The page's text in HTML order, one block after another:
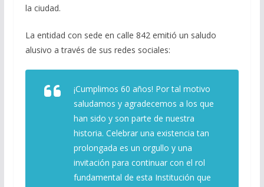
la ciudad.
La entidad con sede en calle 842 emitió un saludo
alusivo a través de sus redes sociales:
¡Cumplimos 60 años! Por tal motivo
saludamos y agradecemos a los que
han sido y son parte de nuestra
historia. Celebrar una existencia tan
prolongada es un orgullo y una
invitación para continuar con el rol
fundamental de esta Institución que